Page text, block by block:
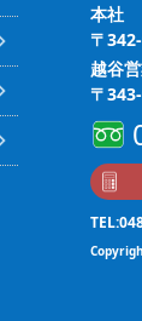
本社
〒
越谷
〒